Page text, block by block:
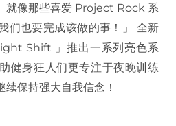
就像那些喜爱 Project Rock 系
们也要完成该做的事！」 全新
Shift 」推出一系列亮色系
健身狂人们更专注于夜晚训练
保持强大自我信念！